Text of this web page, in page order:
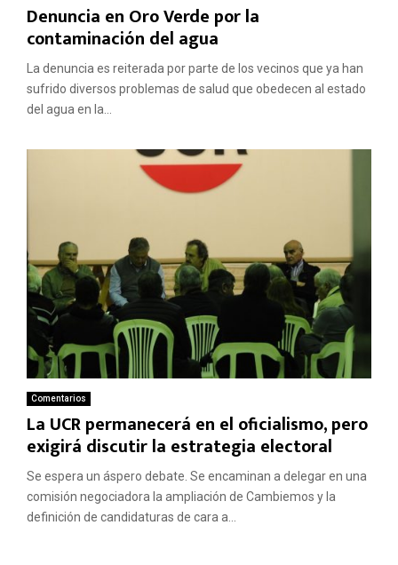
Denuncia en Oro Verde por la
contaminación del agua
La denuncia es reiterada por parte de los vecinos que ya han
sufrido diversos problemas de salud que obedecen al estado
del agua en la...
Comentarios
La UCR permanecerá en el oficialismo, pero
exigirá discutir la estrategia electoral
Se espera un áspero debate. Se encaminan a delegar en una
comisión negociadora la ampliación de Cambiemos y la
definición de candidaturas de cara a...